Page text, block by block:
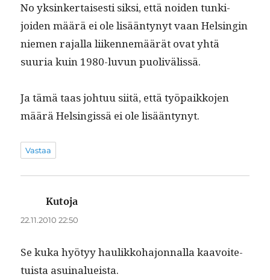
No yksinker­tais­es­ti sik­si, että noiden tunki­
joiden määrä ei ole lisään­tynyt vaan Helsin­gin
niemen rajal­la liiken­nemäärät ovat yhtä
suuria kuin 1980-luvun puolivälissä.
Ja tämä taas johtuu siitä, että työ­paikko­jen
määrä Helsingis­sä ei ole lisääntynyt.
Vastaa
Kutoja
22.11.2010 22:50
Se kuka hyö­tyy haulikko­ha­jon­nal­la kaavoite­
tu­ista asuinalueista.